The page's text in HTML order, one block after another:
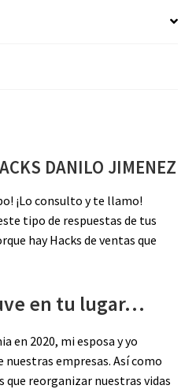
DANILO JIMENEZ
¡Lo consulto y te llamo!
tipo de respuestas de tus
hay Hacks de ventas que
en tu lugar…
en 2020, mi esposa y yo
empresas. Así como
que reorganizar nuestras vidas